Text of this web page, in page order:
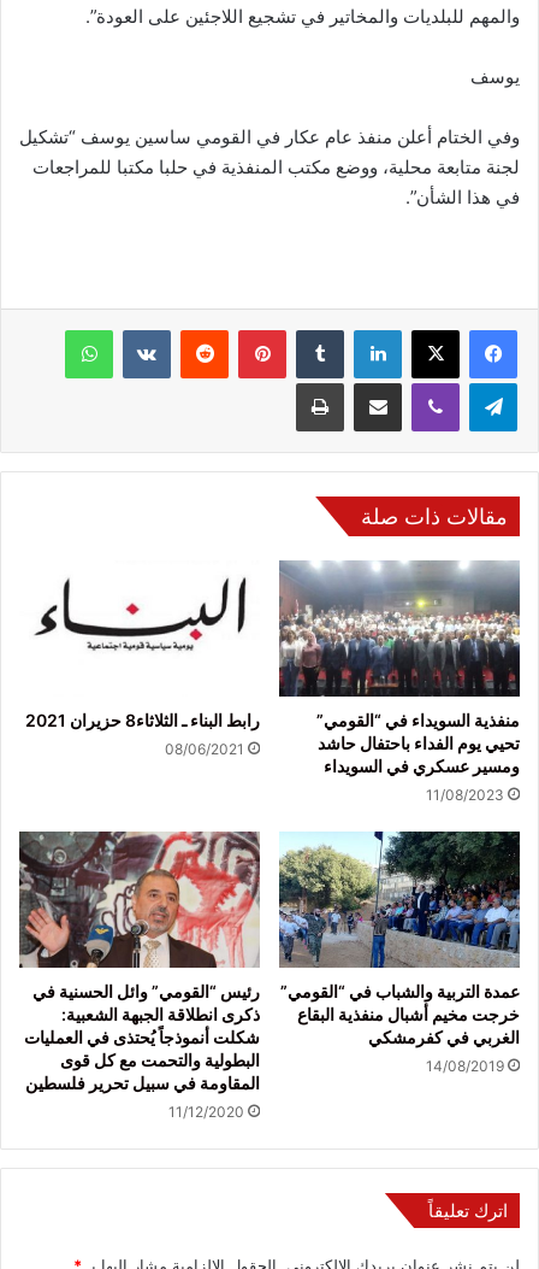
والمهم للبلديات والمخاتير في تشجيع اللاجئين على العودة”.
يوسف
وفي الختام أعلن منفذ عام عكار في القومي ساسين يوسف “تشكيل
لجنة متابعة محلية، ووضع مكتب المنفذية في حلبا مكتبا للمراجعات
في هذا الشأن”.
فيسبوك لينكدإن بينتيريست
مقالات ذات صلة
منفذية السويداء في “القومي”
تحيي يوم الفداء باحتفال حاشد
ومسير عسكري في السويداء
11/08/2023
رابط البناء ـ الثلاثاء8 حزيران 2021
08/06/2021
عمدة التربية والشباب في “القومي”
خرجت مخيم أشبال منفذية البقاع
الغربي في كفرمشكي
14/08/2019
رئيس “القومي” وائل الحسنية في
ذكرى انطلاقة الجبهة الشعبية:
شكلت أنموذجاً يُحتذى في العمليات
البطولية والتحمت مع كل قوى
المقاومة في سبيل تحرير فلسطين
11/12/2020
اترك تعليقاً